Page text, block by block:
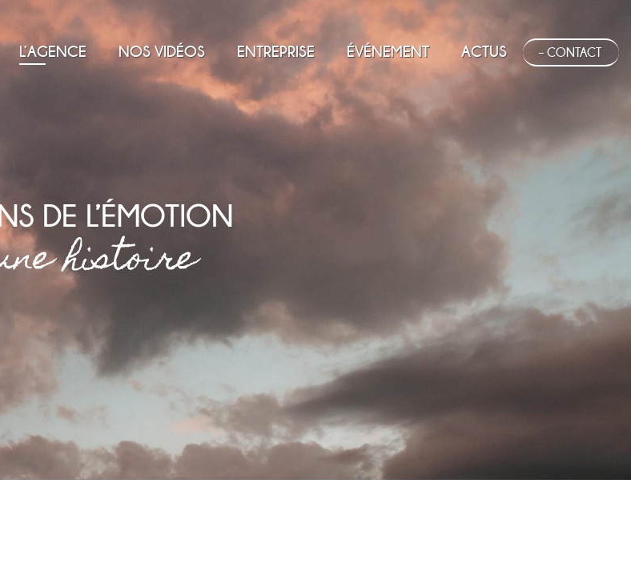
L’AGENCE NOS VIDÉOS ENTREPRISE ÉVÉNEMENT ACTUS – CONTACT